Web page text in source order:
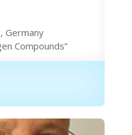
Germany
Compounds”